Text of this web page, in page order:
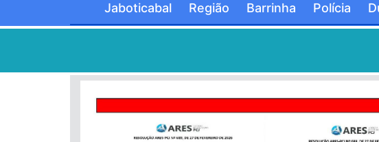
Jaboticabal Região Barrinha Polícia